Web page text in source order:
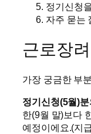
정기신청
자주 묻는
근로장
가장 궁금한 부
정기신청(5월)
한(9월 말)보다
예정이에요.(지